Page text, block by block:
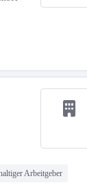
Arbeitgeber